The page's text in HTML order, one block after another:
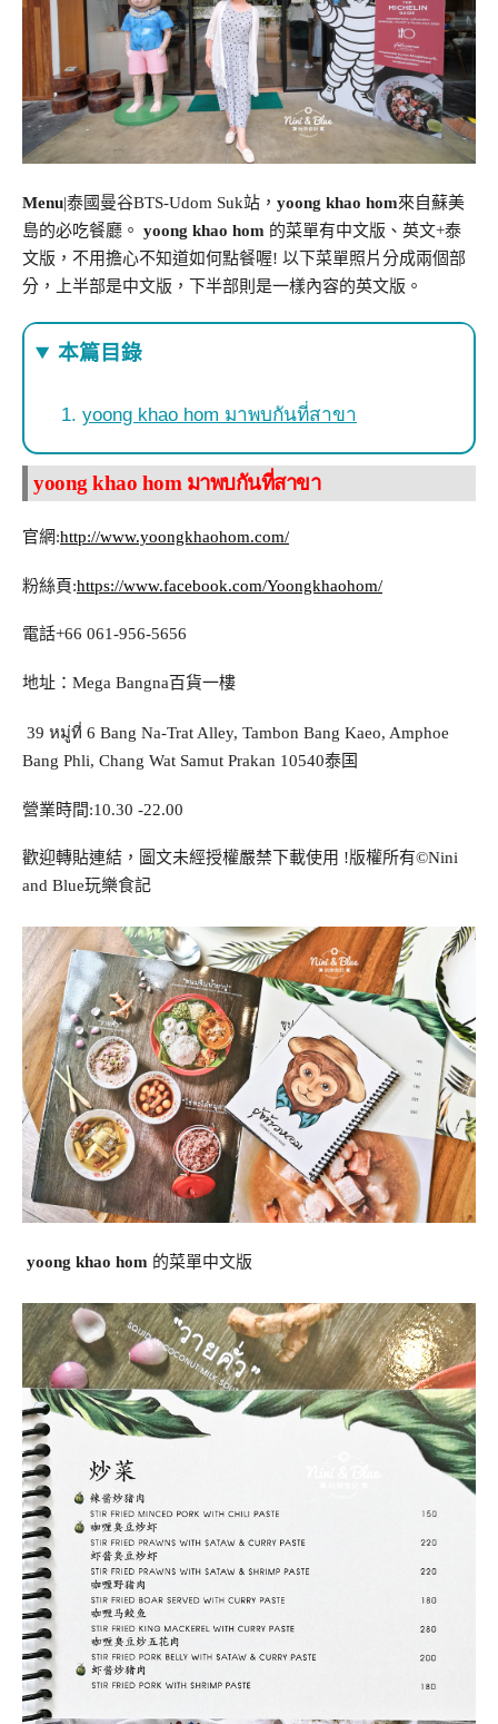
Menu|泰國曼谷BTS-Udom Suk站， yoong khao hom來自蘇美
島的必吃餐廳。 yoong khao hom 的菜單有中文版、英文+泰
文版，不用擔心不知道如何點餐喔! 以下菜單照片分成兩個部
分，上半部是中文版，下半部則是一樣內容的英文版。
本篇目錄
yoong khao hom มาพบกันที่สาขา
yoong khao hom มาพบกันที่สาขา
官網:http://www.yoongkhaohom.com/
粉絲頁:https://www.facebook.com/Yoongkhaohom/
電話+66 061-956-5656
地址： Mega Bangna百貨一樓
39 หมู่ที่ 6 Bang Na-Trat Alley, Tambon Bang Kaeo, Amphoe
Bang Phli, Chang Wat Samut Prakan 10540泰国
營業時間:10.30 -22.00
歡迎轉貼連結，圖文未經授權嚴禁下載使用 !版權所有©Nini
and Blue玩樂食記
yoong khao hom 的菜單中文版